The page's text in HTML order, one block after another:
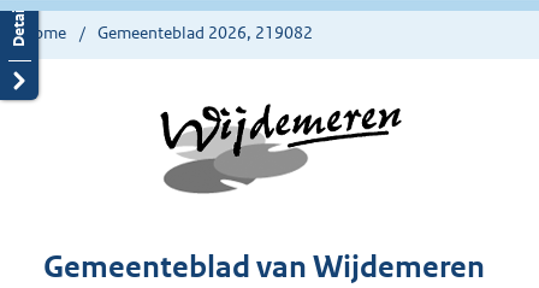
Home Gemeenteblad 2026, 219082
Gemeenteblad van Wijdemeren